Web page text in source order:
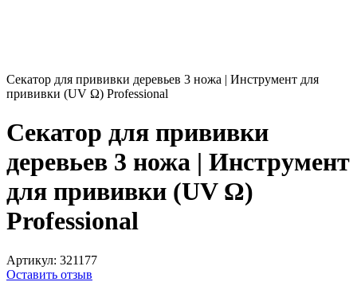
Секатор для прививки деревьев 3 ножа | Инструмент для
прививки (UV Ω) Professional
Секатор для прививки
деревьев 3 ножа | Инструмент
для прививки (UV Ω)
Professional
Артикул: 321177
Оставить отзыв